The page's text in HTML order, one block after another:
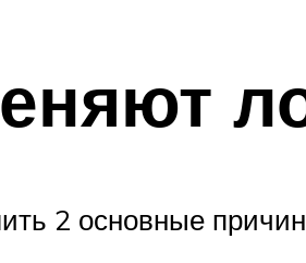
2 основные